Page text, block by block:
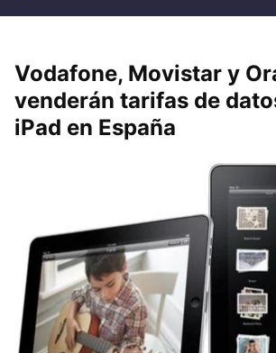
Vodafone, Movistar y
venderán tarifas de
iPad en España